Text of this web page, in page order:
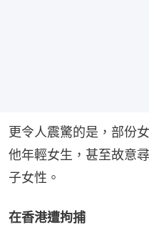
更令人震驚的是，部份
他年輕女生，甚至故意
子女性。
在香港遭拘捕